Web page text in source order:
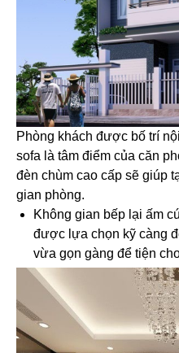
Phòng khách được bố trí
sofa là tâm điểm của căn
đèn chùm cao cấp sẽ giúp
gian phòng.
Không gian bếp lại ấm
được lựa chọn kỹ càng
vừa gọn gàng để tiện